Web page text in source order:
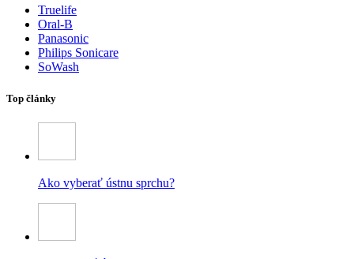
Truelife
Oral-B
Panasonic
Philips Sonicare
SoWash
Top články
Ako vyberať ústnu sprchu?